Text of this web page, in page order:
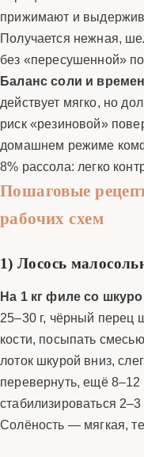
прижимают и
Получается нежная,
без «пересушенной»
Баланс соли и
действует мягко, но
риск «резиновой»
домашнем режиме
8% рассола: легко
Пошаговые
рабочих схем
1) Лосось
На 1 кг филе со
25–30 г, чёрный перец
кости, посыпать
лоток шкурой вниз,
перевернуть, ещё 8–12
стабилизироваться
Солёность — мягкая,